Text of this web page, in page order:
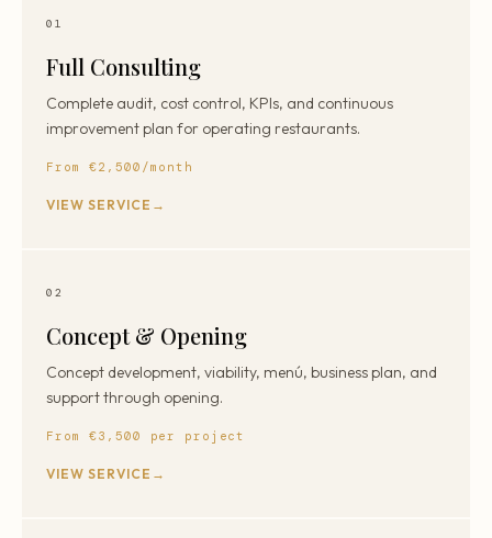
01
Full Consulting
Complete audit, cost control, KPIs, and continuous
improvement plan for operating restaurants.
From €2,500/month
VIEW SERVICE
02
Concept & Opening
Concept development, viability, menú, business plan, and
support through opening.
From €3,500 per project
VIEW SERVICE